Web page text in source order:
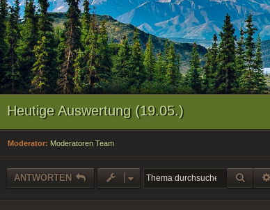
Heutige Auswertung (19.05.)
Moderator: Moderatoren Team
ANTWORTEN